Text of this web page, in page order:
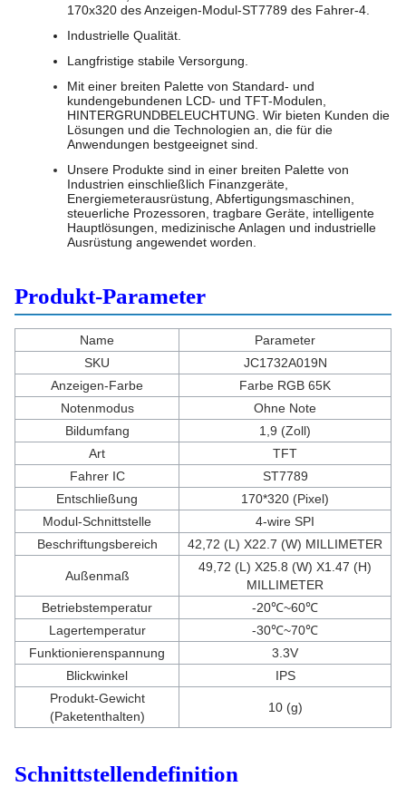
170x320 des Anzeigen-Modul-ST7789 des Fahrer-4.
Industrielle Qualität.
Langfristige stabile Versorgung.
Mit einer breiten Palette von Standard- und
kundengebundenen LCD- und TFT-Modulen,
HINTERGRUNDBELEUCHTUNG. Wir bieten Kunden die
Lösungen und die Technologien an, die für die
Anwendungen bestgeeignet sind.
Unsere Produkte sind in einer breiten Palette von
Industrien einschließlich Finanzgeräte,
Energiemeterausrüstung, Abfertigungsmaschinen,
steuerliche Prozessoren, tragbare Geräte, intelligente
Hauptlösungen, medizinische Anlagen und industrielle
Ausrüstung angewendet worden.
Produkt-Parameter
Name
Parameter
SKU
JC1732A019N
Anzeigen-Farbe
Farbe RGB 65K
Notenmodus
Ohne Note
Bildumfang
1,9 (Zoll)
Art
TFT
Fahrer IC
ST7789
Entschließung
170*320 (Pixel)
Modul-Schnittstelle
4-wire SPI
Beschriftungsbereich
42,72 (L) X22.7 (W) MILLIMETER
Außenmaß
49,72 (L) X25.8 (W) X1.47 (H)
MILLIMETER
Betriebstemperatur
-20℃~60℃
Lagertemperatur
-30℃~70℃
Funktionierenspannung
3.3V
Blickwinkel
IPS
Produkt-Gewicht
(Paketenthalten)
10 (g)
Schnittstellendefinition